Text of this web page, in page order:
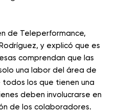
de Teleperformance,
y explicó que es
comprendan que las
una labor del área de
todos los que tienen una
deben involucrarse en
de los colaboradores.